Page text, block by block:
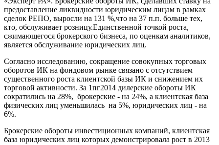
предоставление ликвидности юридическим лицам в рамках
сделок РЕПО, выросли на 131 %,что на 37 п.п. больше тех,
кто, обслуживает розницу.Единственной точкой роста,
сжимающегося брокерского бизнеса, по оценкам аналитиков,
является обслуживание юридических лиц.
Согласно исследованию, сокращение совокупных торговых
оборотов ИК на фондовом рынке связано с отсутствием
существенного роста клиентской базы ИК и снижением их
торговой активности. За 1пг2014 дилерские обороты ИК
сократились на 28%, брокерские - на 24%, а клиентская база
физических лиц уменьшилась на 5%, юридических лиц - на
6%.
Брокерские обороты инвестиционных компаний, клиентская
база юридических лиц которых демонстрировала рост в 2013